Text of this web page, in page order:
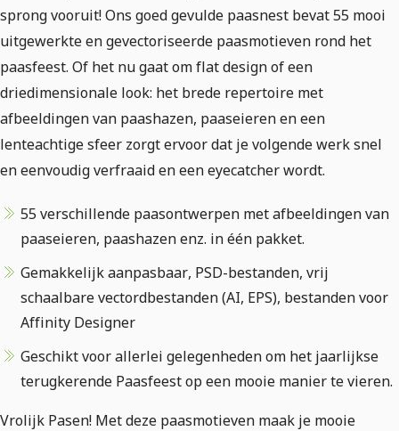
sprong vooruit! Ons goed gevulde paasnest bevat 55 mooi
uitgewerkte en gevectoriseerde paasmotieven rond het
paasfeest. Of het nu gaat om flat design of een
driedimensionale look: het brede repertoire met
afbeeldingen van paashazen, paaseieren en een
lenteachtige sfeer zorgt ervoor dat je volgende werk snel
en eenvoudig verfraaid en een eyecatcher wordt.
55 verschillende paasontwerpen met afbeeldingen van
paaseieren, paashazen enz. in één pakket.
Gemakkelijk aanpasbaar, PSD-bestanden, vrij
schaalbare vectordbestanden (AI, EPS), bestanden voor
Affinity Designer
Geschikt voor allerlei gelegenheden om het jaarlijkse
terugkerende Paasfeest op een mooie manier te vieren.
Vrolijk Pasen! Met deze paasmotieven maak je mooie